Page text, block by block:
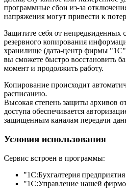
программные сбои из-за
напряжения могут привести к
Защитите себя от
резервного копирования
хранилище (дата-центр фирмы
вы сможете быстро восстановить
момент и продолжить работу.
Копирование происходит
расписанию.
Высокая степень защиты архивов
доступа обеспечивается
защищенным каналам передачи
Условия использования
Сервис встроен в программы:
"1С:Бухгалтерия
"1С:Управление нашей